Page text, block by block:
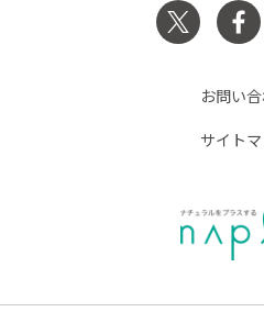
お問い
サイト